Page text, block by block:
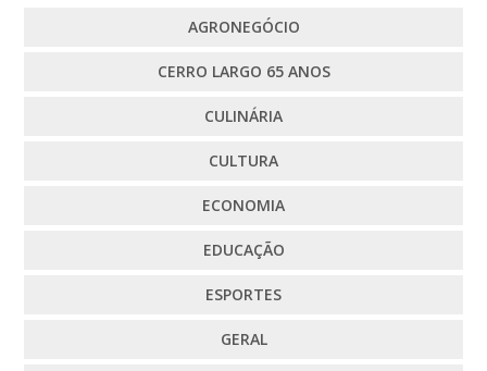
AGRONEGÓCIO
CERRO LARGO 65 ANOS
CULINÁRIA
CULTURA
ECONOMIA
EDUCAÇÃO
ESPORTES
GERAL